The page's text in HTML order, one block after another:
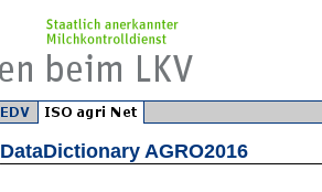
DataDictionary AGRO2016